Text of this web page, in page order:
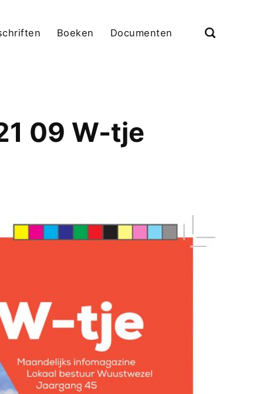
Boeken Documenten
09 W-tje